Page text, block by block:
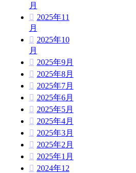
月
2025年11
月
2025年10
月
2025年9月
2025年8月
2025年7月
2025年6月
2025年5月
2025年4月
2025年3月
2025年2月
2025年1月
2024年12